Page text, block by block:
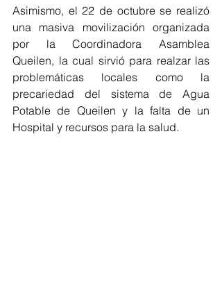
Asimismo, el 22 de octubre se realizó
una masiva movilización organizada
por la Coordinadora Asamblea
Queilen, la cual sirvió para realzar las
problemáticas locales como la
precariedad del sistema de Agua
Potable de Queilen y la falta de un
Hospital y recursos para la salud.